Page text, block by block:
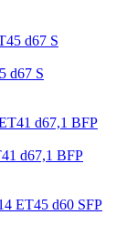
d67 S
d67,1 BFP